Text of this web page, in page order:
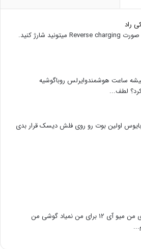
راد
سلام فقط به صورت Reverse charging میتونید شارژ کنید.
ساعت هوشمندوایرلس روباگوشیه
بایوس اولین بوت رو روی فلش دیسک قرار بدی
سلام چرا برای من میو آی ۱۲ برای من نمیاد گوشی من